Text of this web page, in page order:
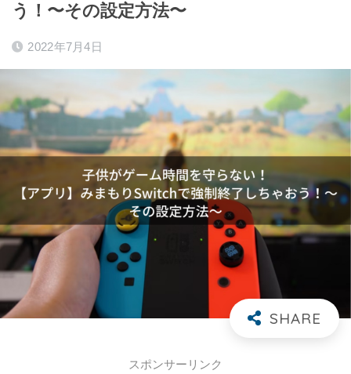
う！〜その設定方法〜
2022年7月4日
スポンサーリンク